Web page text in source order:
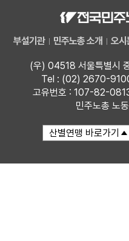
부설기관 민주노총 소개 오시
(우) 04518 서울특별시
Tel : (02) 2670-
고유번호 : 107-82-
민주노총 노